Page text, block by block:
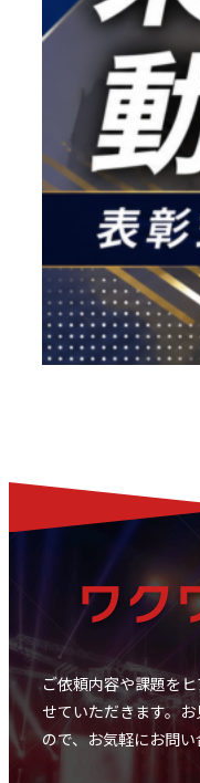
ご依頼内容や課題を
せていただきます。お
ので、お気軽にお問い